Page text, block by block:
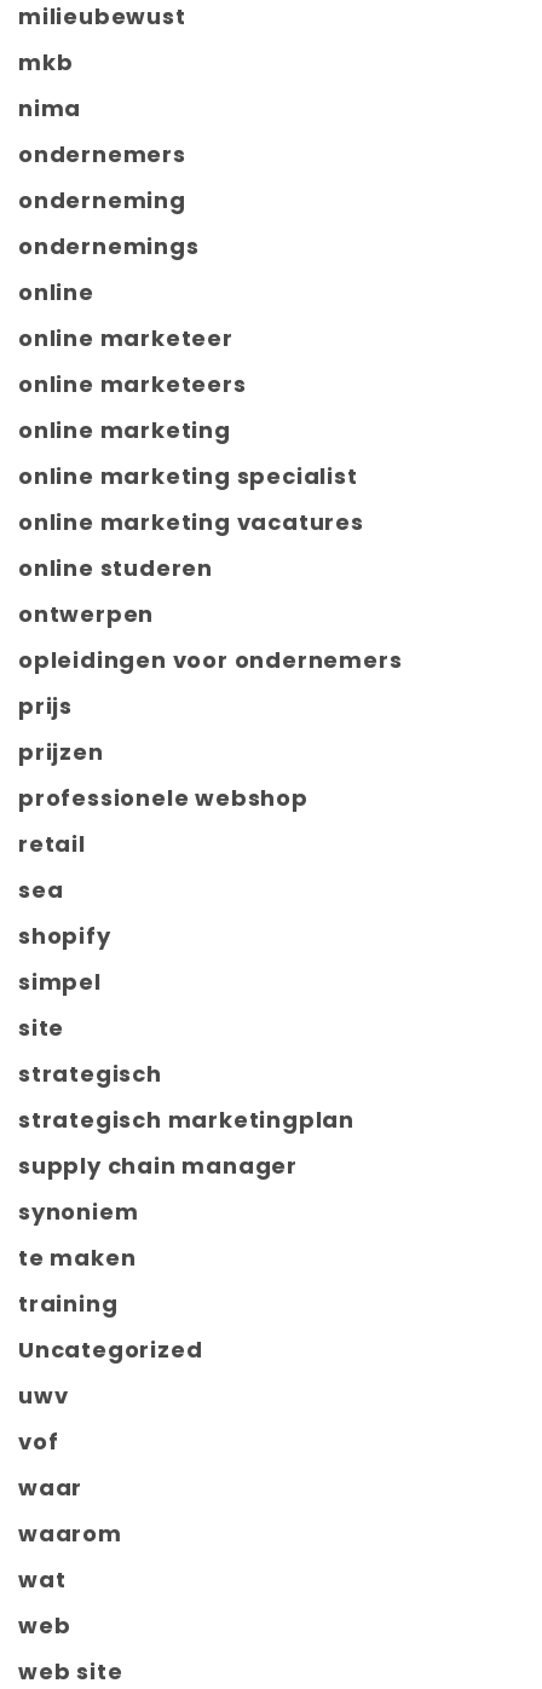
milieubewust
mkb
nima
ondernemers
onderneming
ondernemings
online
online marketeer
online marketeers
online marketing
online marketing specialist
online marketing vacatures
online studeren
ontwerpen
opleidingen voor ondernemers
prijs
prijzen
professionele webshop
retail
sea
shopify
simpel
site
strategisch
strategisch marketingplan
supply chain manager
synoniem
te maken
training
Uncategorized
uwv
vof
waar
waarom
wat
web
web site